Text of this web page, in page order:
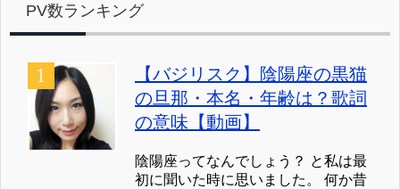
PV数ランキング
【バジリスク】陰陽座の黒猫
の旦那・本名・年齢は？歌詞
の意味【動画】
陰陽座ってなんでしょう？ と私は最
初に聞いた時に思いました。 何か昔